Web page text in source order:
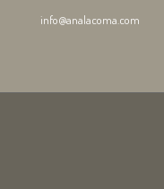
info@analacoma.com